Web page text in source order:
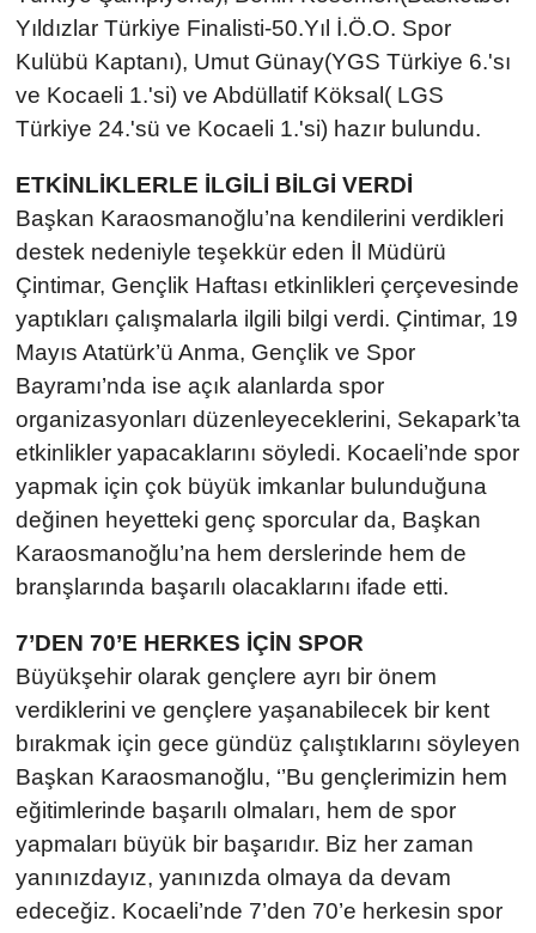
Yıldızlar Türkiye Finalisti-50.Yıl İ.Ö.O. Spor
Kulübü Kaptanı), Umut Günay(YGS Türkiye 6.'sı
ve Kocaeli 1.'si) ve Abdüllatif Köksal( LGS
Türkiye 24.'sü ve Kocaeli 1.'si) hazır bulundu.
ETKİNLİKLERLE İLGİLİ BİLGİ VERDİ
Başkan Karaosmanoğlu’na kendilerini verdikleri
destek nedeniyle teşekkür eden İl Müdürü
Çintimar, Gençlik Haftası etkinlikleri çerçevesinde
yaptıkları çalışmalarla ilgili bilgi verdi. Çintimar, 19
Mayıs Atatürk’ü Anma, Gençlik ve Spor
Bayramı’nda ise açık alanlarda spor
organizasyonları düzenleyeceklerini, Sekapark’ta
etkinlikler yapacaklarını söyledi. Kocaeli’nde spor
yapmak için çok büyük imkanlar bulunduğuna
değinen heyetteki genç sporcular da, Başkan
Karaosmanoğlu’na hem derslerinde hem de
branşlarında başarılı olacaklarını ifade etti.
7’DEN 70’E HERKES İÇİN SPOR
Büyükşehir olarak gençlere ayrı bir önem
verdiklerini ve gençlere yaşanabilecek bir kent
bırakmak için gece gündüz çalıştıklarını söyleyen
Başkan Karaosmanoğlu, ‘’Bu gençlerimizin hem
eğitimlerinde başarılı olmaları, hem de spor
yapmaları büyük bir başarıdır. Biz her zaman
yanınızdayız, yanınızda olmaya da devam
edeceğiz. Kocaeli’nde 7’den 70’e herkesin spor